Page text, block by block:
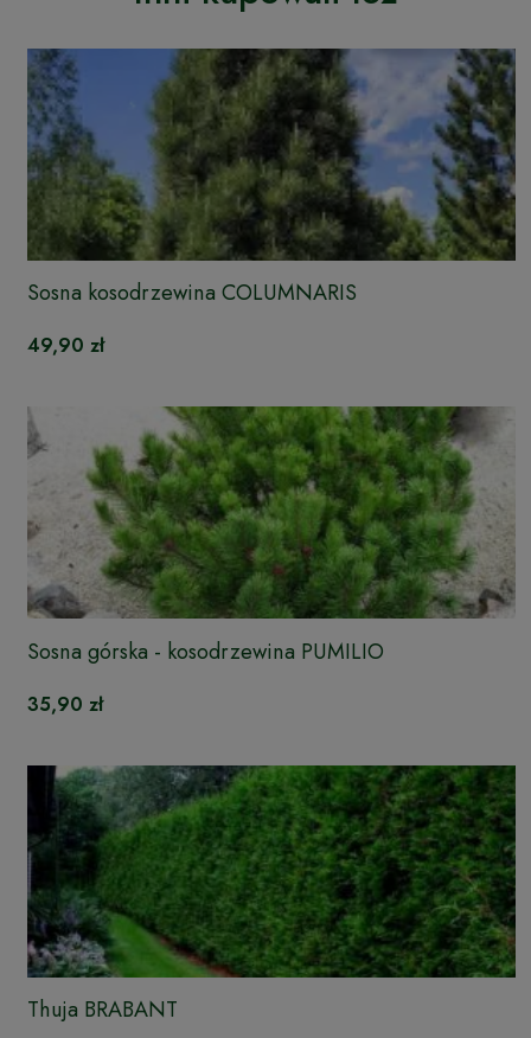
Sosna kosodrzewina COLUMNARIS
49,90 zł
Sosna górska - kosodrzewina PUMILIO
35,90 zł
Thuja BRABANT